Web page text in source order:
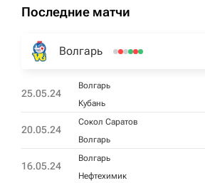
Последние матчи
Волгарь
25.05.24
Волгарь
Кубань
20.05.24
Сокол Саратов
Волгарь
16.05.24
Волгарь
Нефтехимик